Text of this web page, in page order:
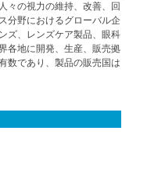
々の視力の維持、改善、回
分野におけるグローバル企
ズ、レンズケア製品、眼科
各地に開発、生産、販売拠
数であり、製品の販売国は